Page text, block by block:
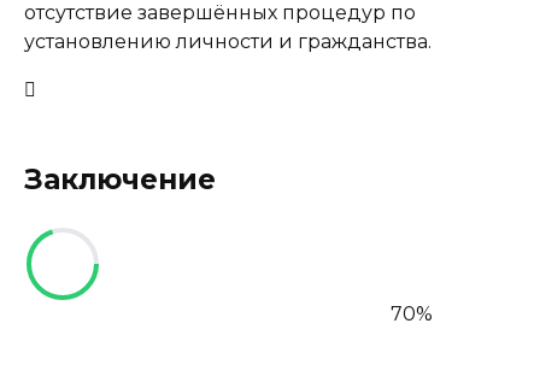
отсутствие завершённых процедур по
установлению личности и гражданства.
Заключение
70%